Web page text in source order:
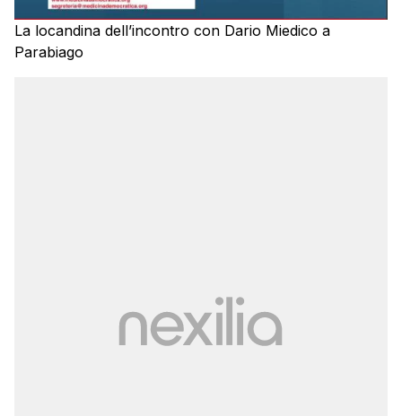
La locandina dell’incontro con Dario Miedico a
Parabiago